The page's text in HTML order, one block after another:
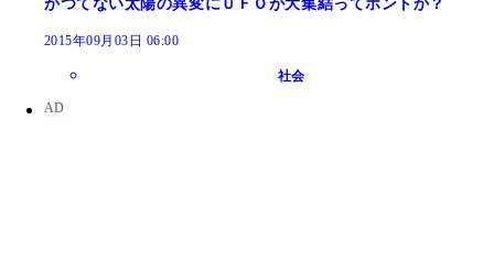
かつてない太陽の異変にＵＦＯが大集結ってホントか？
2015年09月03日 06:00
社会